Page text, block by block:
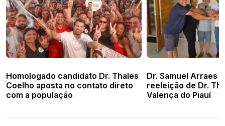
Homologado candidato Dr. Thales
Coelho aposta no contato direto
com a população
Dr. Samuel Arraes
reeleição de Dr.
Valença do Piauí